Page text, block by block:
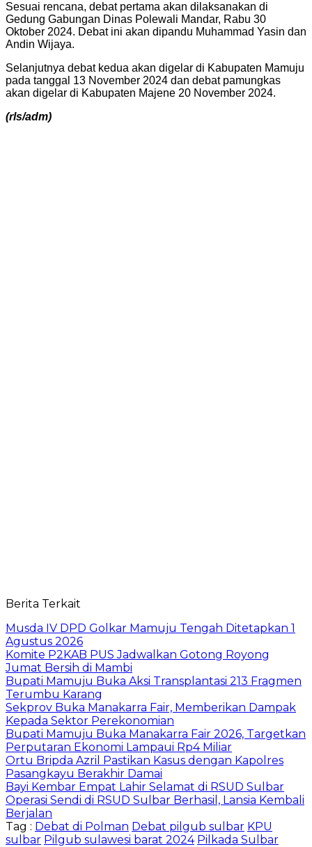
Sesuai rencana, debat pertama akan dilaksanakan di
Gedung Gabungan Dinas Polewali Mandar, Rabu 30
Oktober 2024. Debat ini akan dipandu Muhammad Yasin dan
Andin Wijaya.
Selanjutnya debat kedua akan digelar di Kabupaten Mamuju
pada tanggal 13 November 2024 dan debat pamungkas
akan digelar di Kabupaten Majene 20 November 2024.
(rls/adm)
Berita Terkait
Musda IV DPD Golkar Mamuju Tengah Ditetapkan 1
Agustus 2026
Komite P2KAB PUS Jadwalkan Gotong Royong
Jumat Bersih di Mambi
Bupati Mamuju Buka Aksi Transplantasi 213 Fragmen
Terumbu Karang
Sekprov Buka Manakarra Fair, Memberikan Dampak
Kepada Sektor Perekonomian
Bupati Mamuju Buka Manakarra Fair 2026, Targetkan
Perputaran Ekonomi Lampaui Rp4 Miliar
Ortu Bripda Azril Pastikan Kasus dengan Kapolres
Pasangkayu Berakhir Damai
Bayi Kembar Empat Lahir Selamat di RSUD Sulbar
Operasi Sendi di RSUD Sulbar Berhasil, Lansia Kembali
Berjalan
Tag : Debat di Polman Debat pilgub sulbar KPU
sulbar Pilgub sulawesi barat 2024 Pilkada Sulbar